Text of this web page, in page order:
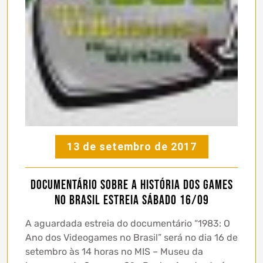
13 de setembro de 2017
Documentário sobre a história dos games
no Brasil estreia Sábado 16/09
A aguardada estreia do documentário “1983: O
Ano dos Videogames no Brasil” será no dia 16 de
setembro às 14 horas no MIS – Museu da